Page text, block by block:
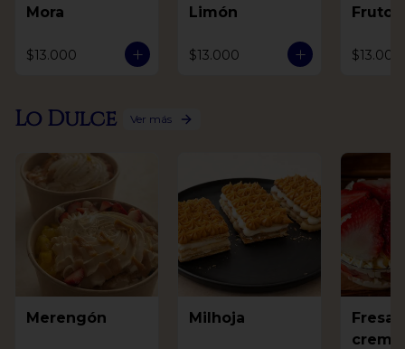
Mora
$13.000
Limón
$13.000
Frutos
$13.000
Lo Dulce Ver más
Merengón Milhoja
crema